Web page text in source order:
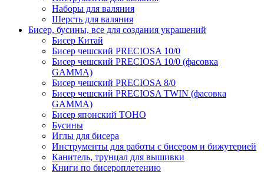
Наборы для валяния
Шерсть для валяния
Бисер, бусины, все для создания украшений
Бисер Китай
Бисер чешский PRECIOSA 10/0
Бисер чешский PRECIOSA 10/0 (фасовка
GAMMA)
Бисер чешский PRECIOSA 8/0
Бисер чешский PRECIOSA TWIN (фасовка
GAMMA)
Бисер японский TOHO
Бусины
Иглы для бисера
Инструменты для работы с бисером и бижутерией
Канитель, трунцал для вышивки
Книги по бисероплетению